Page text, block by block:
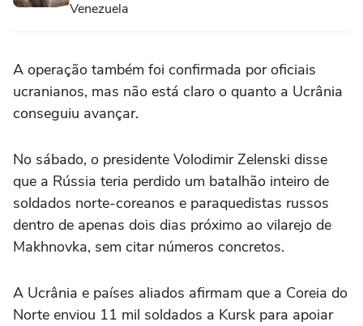
Venezuela
A operação também foi confirmada por oficiais
ucranianos, mas não está claro o quanto a Ucrânia
conseguiu avançar.
No sábado, o presidente Volodimir Zelenski disse
que a Rússia teria perdido um batalhão inteiro de
soldados norte-coreanos e paraquedistas russos
dentro de apenas dois dias próximo ao vilarejo de
Makhnovka, sem citar números concretos.
A Ucrânia e países aliados afirmam que a Coreia do
Norte enviou 11 mil soldados a Kursk para apoiar